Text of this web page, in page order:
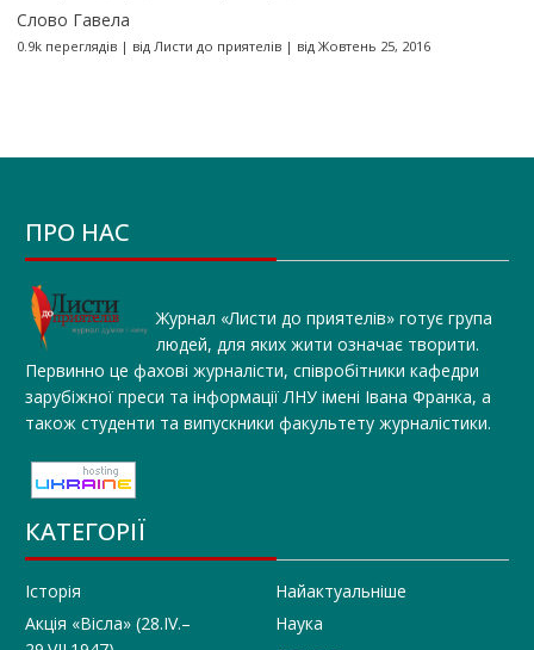
Слово Гавела
0.9k переглядів| від Листи до приятелів| від Жовтень 25, 2016
ПРО НАС
Журнал «Листи до приятелів» готує група
людей, для яких жити означає творити.
Первинно це фахові журналісти, співробітники кафедри
зарубіжної преси та інформації ЛНУ імені Івана Франка, а
також студенти та випускники факультету журналістики.
КАТЕГОРІЇ
Історія
Акція «Вісла» (28.IV.–
Найактуальніше
Наука